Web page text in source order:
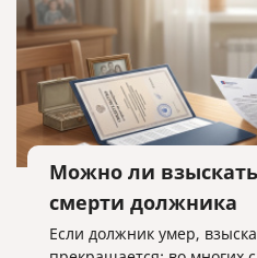
Можно ли
смерти должника
Если должник умер,